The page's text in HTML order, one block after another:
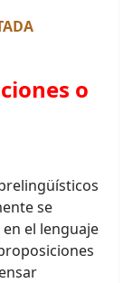
o
se
el lenguaje